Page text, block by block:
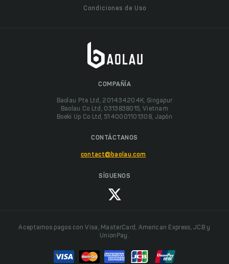
Condiciones de Uso
COMPAÑÍA
Baolau Pte Ltd, 201434204K, Singapur
Baolau Co Ltd, 0313838015, Vietnam
Boeki Up Co Ltd, 5140001101308, Japón
CONTÁCTANOS
contact@baolau.com
SÍGUENOS
Aceptamos pagos con Visa, MasterCard, American Express, JCB y
UnionPay.